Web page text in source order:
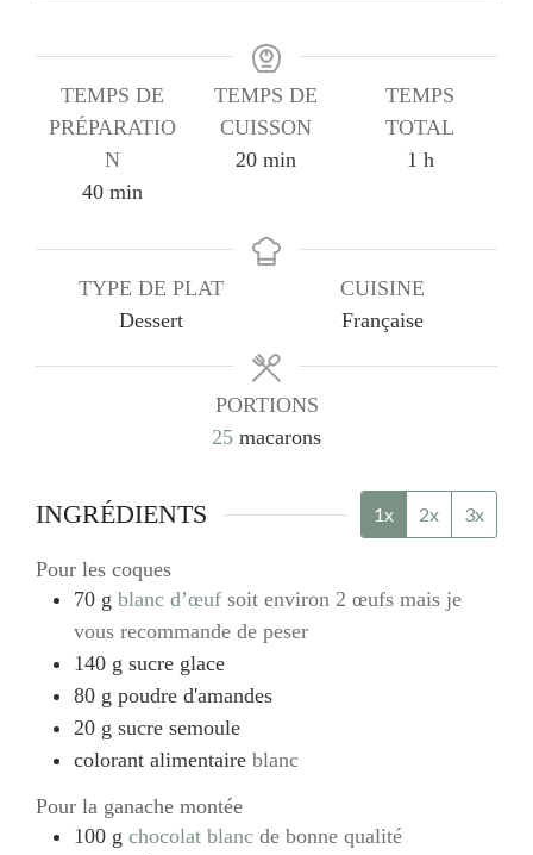
TEMPS DE
PRÉPARATIO
N
40minutes
min
TEMPS DE
CUISSON
20minutes
min
TEMPS
TOTAL
1 heure
h
TYPE DE PLAT
Dessert
CUISINE
Française
PORTIONS
25 macarons
INGRÉDIENTS 1x 2x 3x
Pour les coques
70 g blanc d’œuf soit environ 2 œufs mais je
vous recommande de peser
140 g sucre glace
80 g poudre d'amandes
20 g sucre semoule
colorant alimentaire blanc
Pour la ganache montée
100 g chocolat blanc de bonne qualité